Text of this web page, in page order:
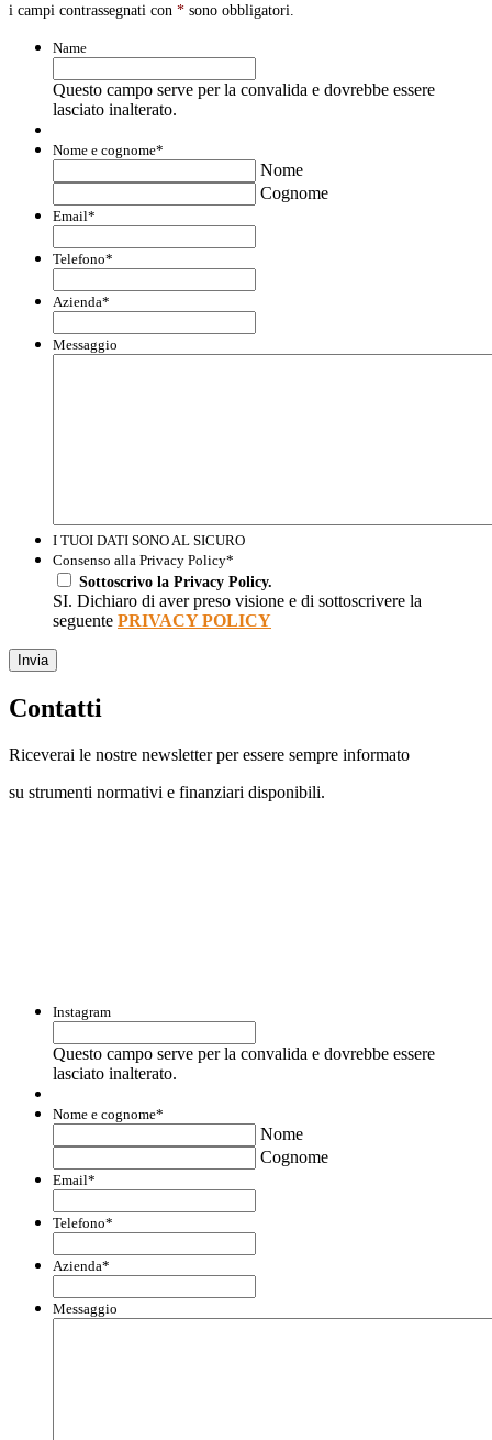
i campi contrassegnati con * sono obbligatori.
Name
Questo campo serve per la convalida e dovrebbe essere
lasciato inalterato.
Nome e cognome*
Nome
Cognome
Email*
Telefono*
Azienda*
Messaggio
I TUOI DATI SONO AL SICURO
Consenso alla Privacy Policy*
Sottoscrivo la Privacy Policy.
SI. Dichiaro di aver preso visione e di sottoscrivere la
seguente PRIVACY POLICY
Invia
Contatti
Riceverai le nostre newsletter per essere sempre informato
su strumenti normativi e finanziari disponibili.
Instagram
Questo campo serve per la convalida e dovrebbe essere
lasciato inalterato.
Nome e cognome*
Nome
Cognome
Email*
Telefono*
Azienda*
Messaggio